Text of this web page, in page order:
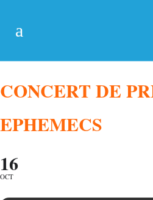
CONCERT DE
EPHEMECS
16
OCT